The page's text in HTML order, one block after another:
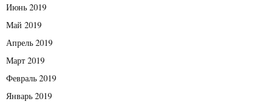
Июнь 2019
Май 2019
Апрель 2019
Март 2019
Февраль 2019
Январь 2019